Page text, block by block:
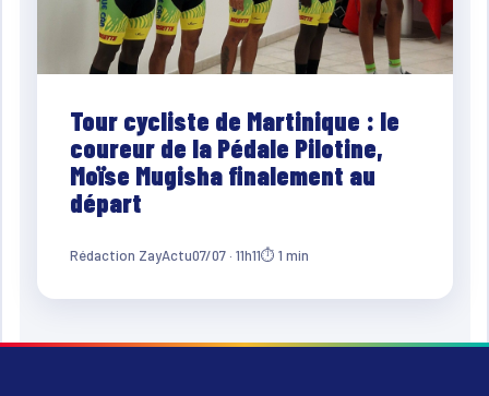
Tour cycliste de Martinique : le
coureur de la Pédale Pilotine,
Moïse Mugisha finalement au
départ
Rédaction ZayActu07/07 · 11h11⏱ 1 min